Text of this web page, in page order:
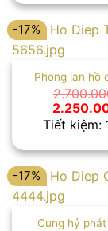
-17%
Phong lan hồ
Giá
gốc
là:
Tiết kiệm:
-17%
Cung hỷ